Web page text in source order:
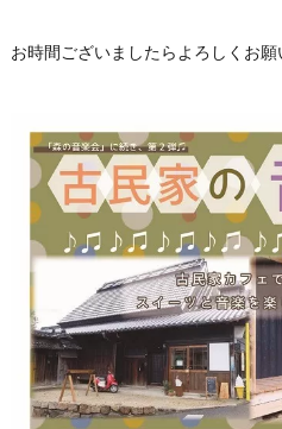
お時間ございましたらよろしくお願